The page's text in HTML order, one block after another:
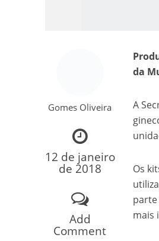
Gomes Oliveira
12 de janeiro
de 2018
Add
Comment
da
A
Os
mais